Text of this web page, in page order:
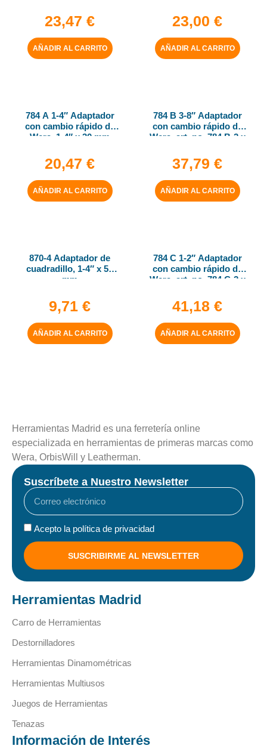
23,47 €
AÑADIR AL CARRITO
23,00 €
AÑADIR AL CARRITO
784 A 1-4″ Adaptador
con cambio rápido de
Wera, 1-4″ x 30 mm
20,47 €
AÑADIR AL CARRITO
784 B 3-8″ Adaptador
con cambio rápido de
Wera, art. no. 784 B-2 x
37,79 €
AÑADIR AL CARRITO
870-4 Adaptador de
cuadradillo, 1-4″ x 50
mm
9,71 €
AÑADIR AL CARRITO
784 C 1-2″ Adaptador
con cambio rápido de
Wera, art. no. 784 C-2 x
41,18 €
AÑADIR AL CARRITO
Herramientas Madrid es una ferretería online
especializada en herramientas de primeras marcas como
Wera, OrbisWill y Leatherman.
Suscríbete a Nuestro Newsletter
Acepto la política de privacidad
SUSCRIBIRME AL NEWSLETTER
Herramientas Madrid
Carro de Herramientas
Destornilladores
Herramientas Dinamométricas
Herramientas Multiusos
Juegos de Herramientas
Tenazas
Información de Interés